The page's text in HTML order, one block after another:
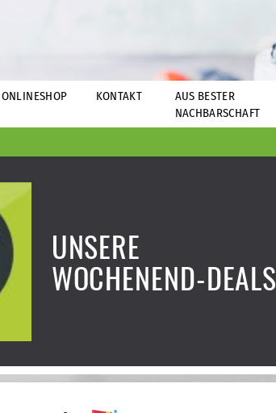
ONLINESHOP KONTAKT
AUS BESTER
NACHBARSCHAFT
UNSERE
WOCHENEND-DEALS